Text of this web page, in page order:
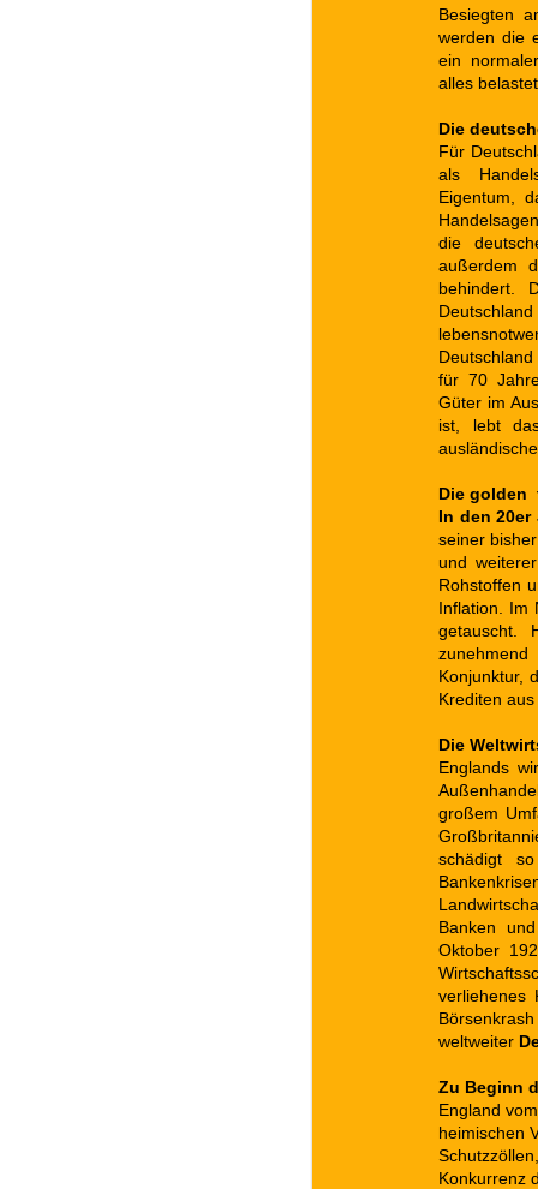
Besiegten
werden die
ein
alles
Die
Für
als
Eigentum,
die
außerdem
behindert.
für 70
Güter im
ist, lebt
Die golden
In den 20er
seiner
und
Rohstoffen
Inflation. Im
getauscht.
Konjunktur,
Krediten
Die
Englands
großem
schädigt
Banken
Oktober
verliehenes
weltweiter
Zu Beginn
England
heimischen
Konkurrenz